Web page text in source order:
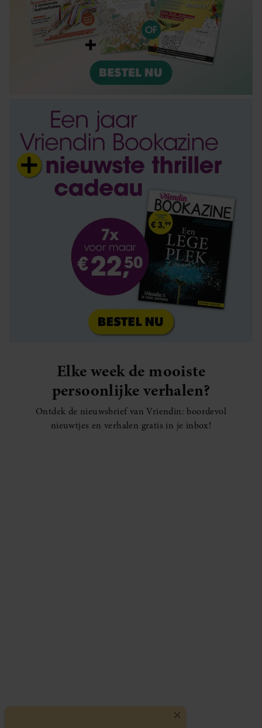
Elke week de mooiste
persoonlijke verhalen?
Ontdek de nieuwsbrief van Vriendin: boordevol
nieuwtjes en verhalen gratis in je inbox!